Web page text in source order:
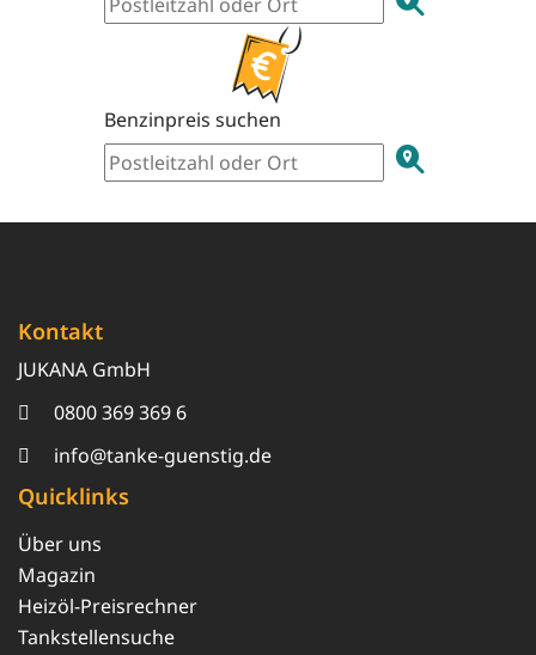
Benzinpreis suchen
Kontakt
JUKANA GmbH
0800 369 369 6
info@tanke-guenstig.de
Quicklinks
Über uns
Magazin
Heizöl-Preisrechner
Tankstellensuche